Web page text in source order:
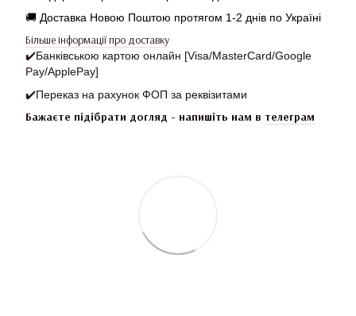
🚚 Доставка Новою Поштою протягом 1-2 днів по Україні
Більше інформації про доставку
✔️Банківською картою онлайн [Visa/MasterCard/Google
Pay/ApplePay]
✔️Переказ на рахунок ФОП за реквізитами
Бажаєте підібрати догляд - напишіть нам в телеграм